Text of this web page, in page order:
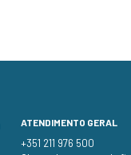
ATENDIMENTO GERAL
+351 211 976 500